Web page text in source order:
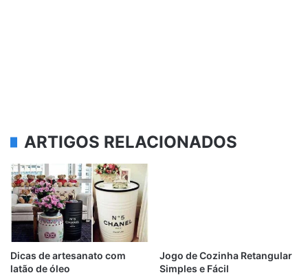
ARTIGOS RELACIONADOS
Dicas de artesanato com
latão de óleo
Jogo de Cozinha Retangular
Simples e Fácil